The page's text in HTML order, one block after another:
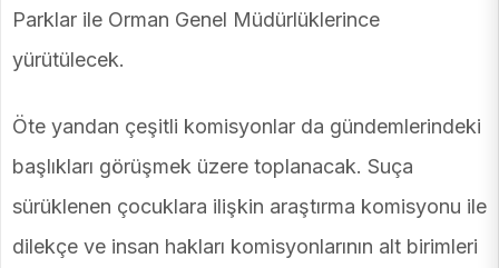
Parklar ile Orman Genel Müdürlüklerince
yürütülecek.
Öte yandan çeşitli komisyonlar da gündemlerindeki
başlıkları görüşmek üzere toplanacak. Suça
sürüklenen çocuklara ilişkin araştırma komisyonu ile
dilekçe ve insan hakları komisyonlarının alt birimleri